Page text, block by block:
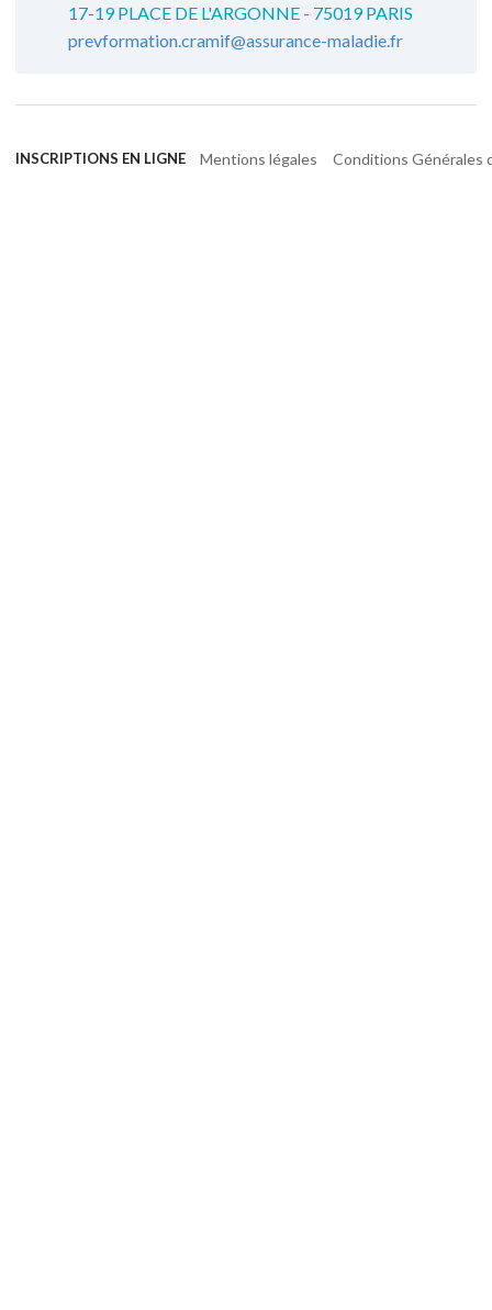
17-19 PLACE DE L'ARGONNE - 75019 PARIS
prevformation.cramif@assurance-maladie.fr
INSCRIPTIONS EN LIGNE Mentions légales Conditions Générales